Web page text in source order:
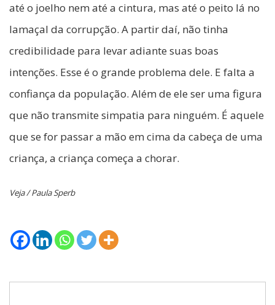
até o joelho nem até a cintura, mas até o peito lá no
lamaçal da corrupção. A partir daí, não tinha
credibilidade para levar adiante suas boas
intenções. Esse é o grande problema dele. E falta a
confiança da população. Além de ele ser uma figura
que não transmite simpatia para ninguém. É aquele
que se for passar a mão em cima da cabeça de uma
criança, a criança começa a chorar.
Veja / Paula Sperb